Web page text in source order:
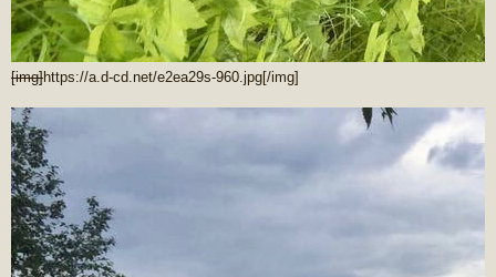
[img]https://a.d-cd.net/e2ea29s-960.jpg[/img]